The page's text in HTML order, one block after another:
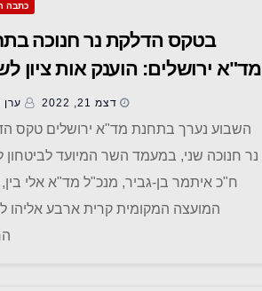
כתבה
בטקס הדלקת נר חנוכה
מד"א ירושלים: הוענק אות ציון
לחובש מד"א עופר אוחנה
קשה בפיגוע הירי בקרית
דצמ 21, 2022 ערן
השבוע נערך בתחנת מד"א ירושלים טקס
נר חנוכה שני, במעמד השר המיועד לביטחון
ח"כ איתמר בן-גביר, מנכ"ל מד"א אלי
המועצה המקומית קרית ארבע אליהו